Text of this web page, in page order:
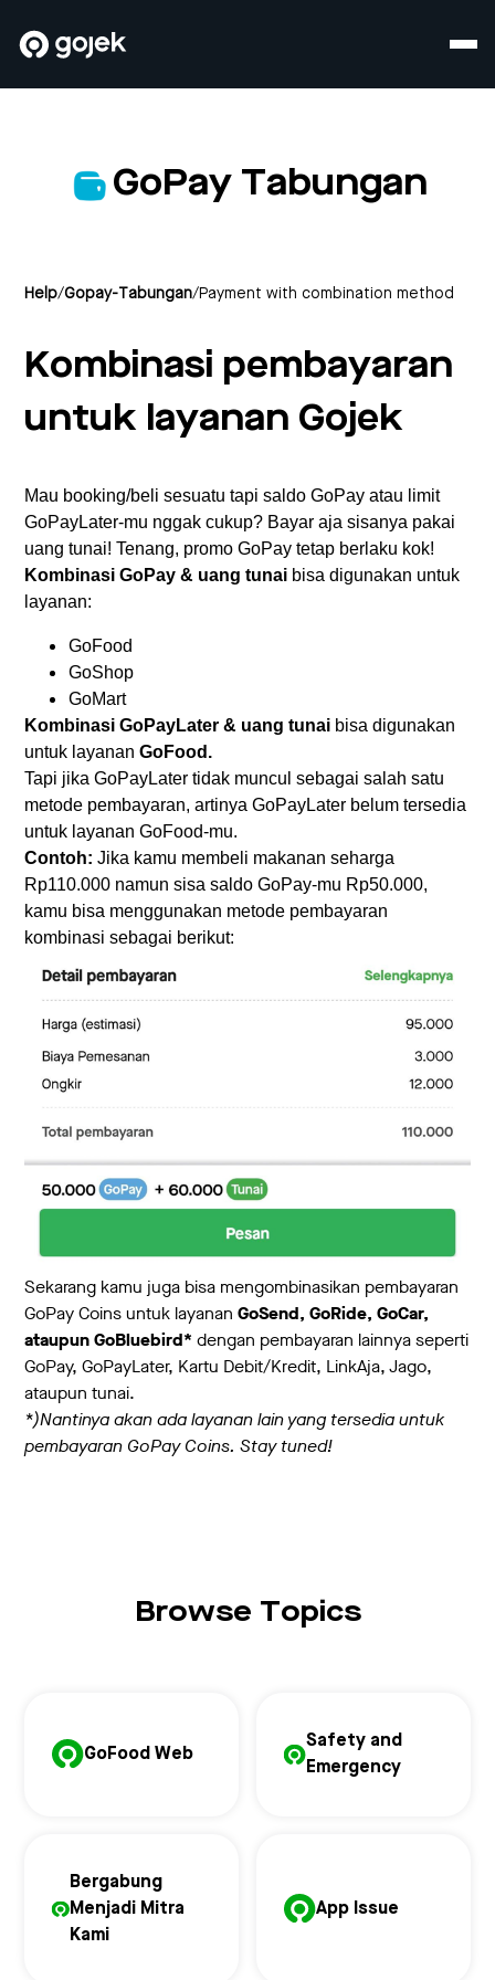
GoPay Tabungan
Help/Gopay-Tabungan/Payment with combination method
Kombinasi pembayaran
untuk layanan Gojek
Mau booking/beli sesuatu tapi saldo GoPay atau limit
GoPayLater-mu nggak cukup? Bayar aja sisanya pakai
uang tunai! Tenang, promo GoPay tetap berlaku kok!
Kombinasi GoPay & uang tunai bisa digunakan untuk
layanan:
GoFood
GoShop
GoMart
Kombinasi GoPayLater & uang tunai bisa digunakan
untuk layanan GoFood.
Tapi jika GoPayLater tidak muncul sebagai salah satu
metode pembayaran, artinya GoPayLater belum tersedia
untuk layanan GoFood-mu.
Contoh: Jika kamu membeli makanan seharga
Rp110.000 namun sisa saldo GoPay-mu Rp50.000,
kamu bisa menggunakan metode pembayaran
kombinasi sebagai berikut:
Sekarang kamu juga bisa mengombinasikan pembayaran
GoPay Coins untuk layananGoSend, GoRide, GoCar,
ataupun GoBluebird*dengan pembayaran lainnya seperti
GoPay, GoPayLater, Kartu Debit/Kredit, LinkAja, Jago,
ataupun tunai.
*)Nantinya akan ada layanan lain yang tersedia untuk
pembayaran GoPay Coins. Stay tuned!
Browse Topics
GoFood Web
Safety and
Emergency
Bergabung
Menjadi Mitra
Kami
App Issue